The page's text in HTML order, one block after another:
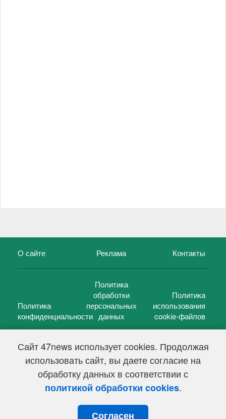
Сайт 47news использует cookies. Продолжая
использовать сайт, вы даете согласие на
обработку данных в соответствии с
политикой обработки cookies.
Согласен
О сайте Реклама Контакты
Политика
конфиденциальности
Политика
обработки
персональных
данных
Политика
использования
cookie-файлов
47 новостей (47 news)2005 — 2026 г.
Свидетельство о регистрации СМИ Эл № ФС 77-39848, выдано
Федеральной службой по надзору в сфере связи,
информационных технологий и массовых коммуникаций